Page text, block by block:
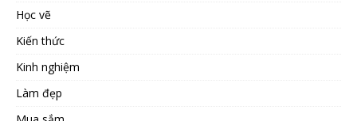
Học vẽ
Kiến thức
Kinh nghiệm
Làm đẹp